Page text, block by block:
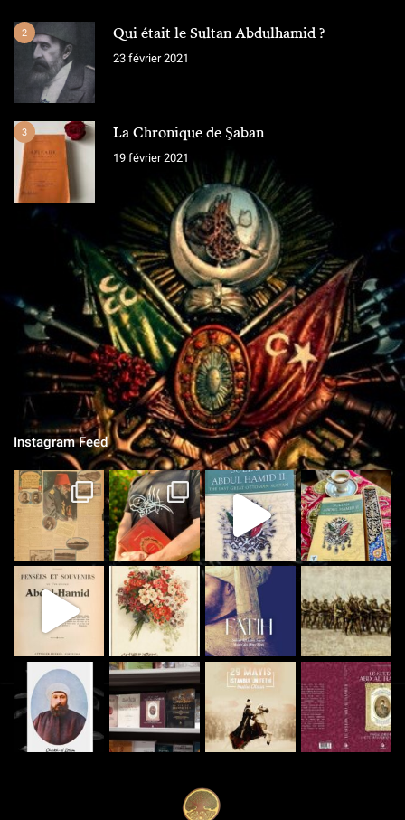
2 Qui était le Sultan Abdulhamid ?
23 février 2021
3 La Chronique de Şaban
19 février 2021
L'ÉQUIPE
Chroniques Ottomanes
"Si je tombe sur le champ de bataille, qu'on grave sur la pierre,
qu'on ne vit que ce que nous réserve notre destin..."
Instagram Feed